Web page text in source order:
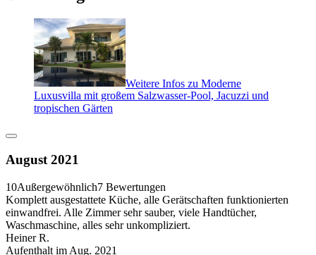
Weitere Infos zu Moderne
Luxusvilla mit großem Salzwasser-Pool, Jacuzzi und
tropischen Gärten
August 2021
10Außergewöhnlich7 Bewertungen
Komplett ausgestattete Küche, alle Gerätschaften funktionierten
einwandfrei. Alle Zimmer sehr sauber, viele Handtücher,
Waschmaschine, alles sehr unkompliziert.
Heiner R.
Aufenthalt im Aug. 2021